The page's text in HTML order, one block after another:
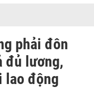
phải đôn
đủ lương,
lao động